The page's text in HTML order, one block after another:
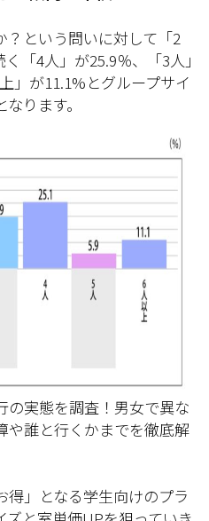
？という問いに対して「2
「4人」が25.9％、「3人」
」が11.1%とグループサイ
ります。
の実態を調査！男女で異な
や誰と行くかまでを徹底解
」となる学生向けのプラ